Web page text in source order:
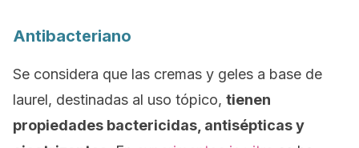
Antibacteriano
Se considera que las cremas y geles a base de
laurel, destinadas al uso tópico, tienen
propiedades bactericidas, antisépticas y